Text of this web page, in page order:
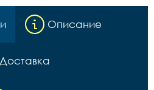
Описание
Доставка